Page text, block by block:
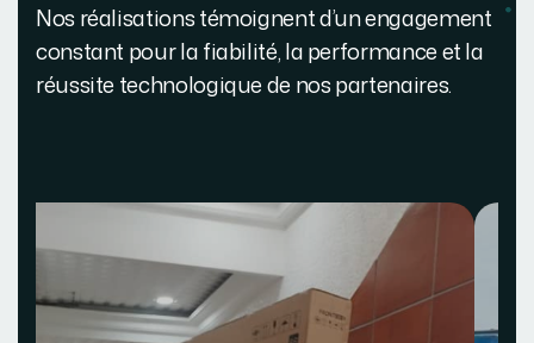
Nos réalisations témoignent d’un engagement
constant pour la fiabilité, la performance et la
réussite technologique de nos partenaires.